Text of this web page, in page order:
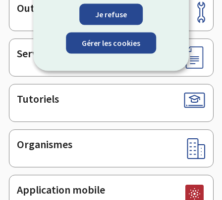
Je refuse
Gérer les cookies
Pied
de
page
Outils
Services en ligne & Formulaires
Tutoriels
Organismes
Application mobile